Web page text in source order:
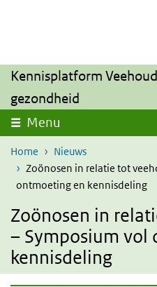
Kennisplatform
gezondheid
Menu
Home
Nieuws
Zoönosen in relatie tot
ontmoeting en kennisdeling
Zoönosen in
– Symposium vol
kennisdeling